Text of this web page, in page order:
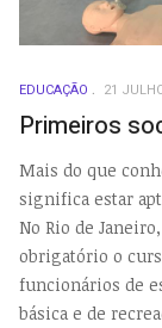
EDUCAÇÃO 21
Primeiros
Mais do que
significa estar
No Rio de
obrigatório o
funcionários de
básica e de